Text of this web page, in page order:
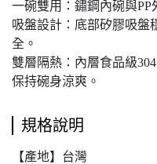
一碗雙用：鏽鋼內碗與PP
吸盤設計：底部矽膠吸盤
全。
雙層隔熱：內層食品級
保持碗身涼爽。
規格說明
【產地】台灣